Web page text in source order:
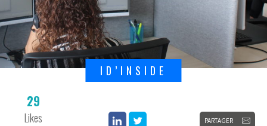
29
Likes PARTAGER
ID’INSIDE